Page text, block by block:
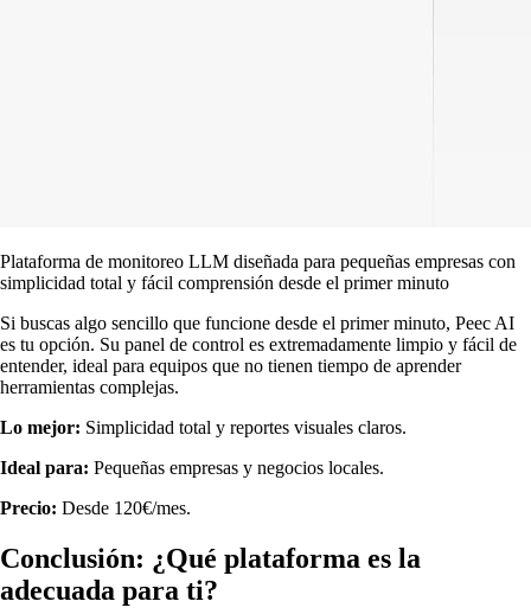
Plataforma de monitoreo LLM diseñada para pequeñas empresas con
simplicidad total y fácil comprensión desde el primer minuto
Si buscas algo sencillo que funcione desde el primer minuto, Peec AI
es tu opción. Su panel de control es extremadamente limpio y fácil de
entender, ideal para equipos que no tienen tiempo de aprender
herramientas complejas.
Lo mejor: Simplicidad total y reportes visuales claros.
Ideal para: Pequeñas empresas y negocios locales.
Precio: Desde 120€/mes.
Conclusión: ¿Qué plataforma es la
adecuada para ti?